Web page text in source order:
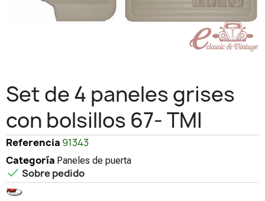
Set de 4 paneles grises
con bolsillos 67- TMI
Referencia 91343
Categoría Paneles de puerta
 Sobre pedido